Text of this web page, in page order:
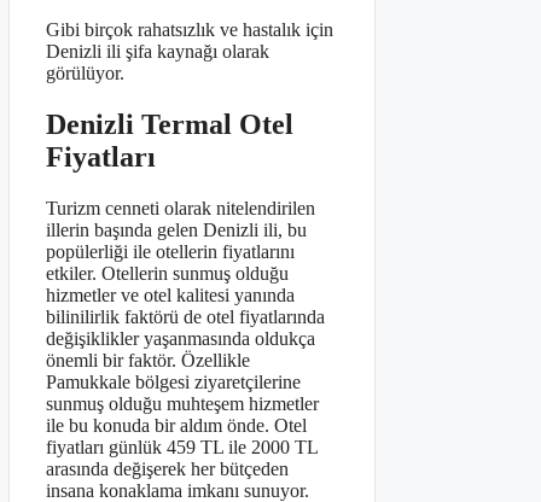
Gibi birçok rahatsızlık ve hastalık için
Denizli ili şifa kaynağı olarak
görülüyor.
Denizli Termal Otel
Fiyatları
Turizm cenneti olarak nitelendirilen
illerin başında gelen Denizli ili, bu
popülerliği ile otellerin fiyatlarını
etkiler. Otellerin sunmuş olduğu
hizmetler ve otel kalitesi yanında
bilinilirlik faktörü de otel fiyatlarında
değişiklikler yaşanmasında oldukça
önemli bir faktör. Özellikle
Pamukkale bölgesi ziyaretçilerine
sunmuş olduğu muhteşem hizmetler
ile bu konuda bir aldım önde. Otel
fiyatları günlük 459 TL ile 2000 TL
arasında değişerek her bütçeden
insana konaklama imkanı sunuyor.